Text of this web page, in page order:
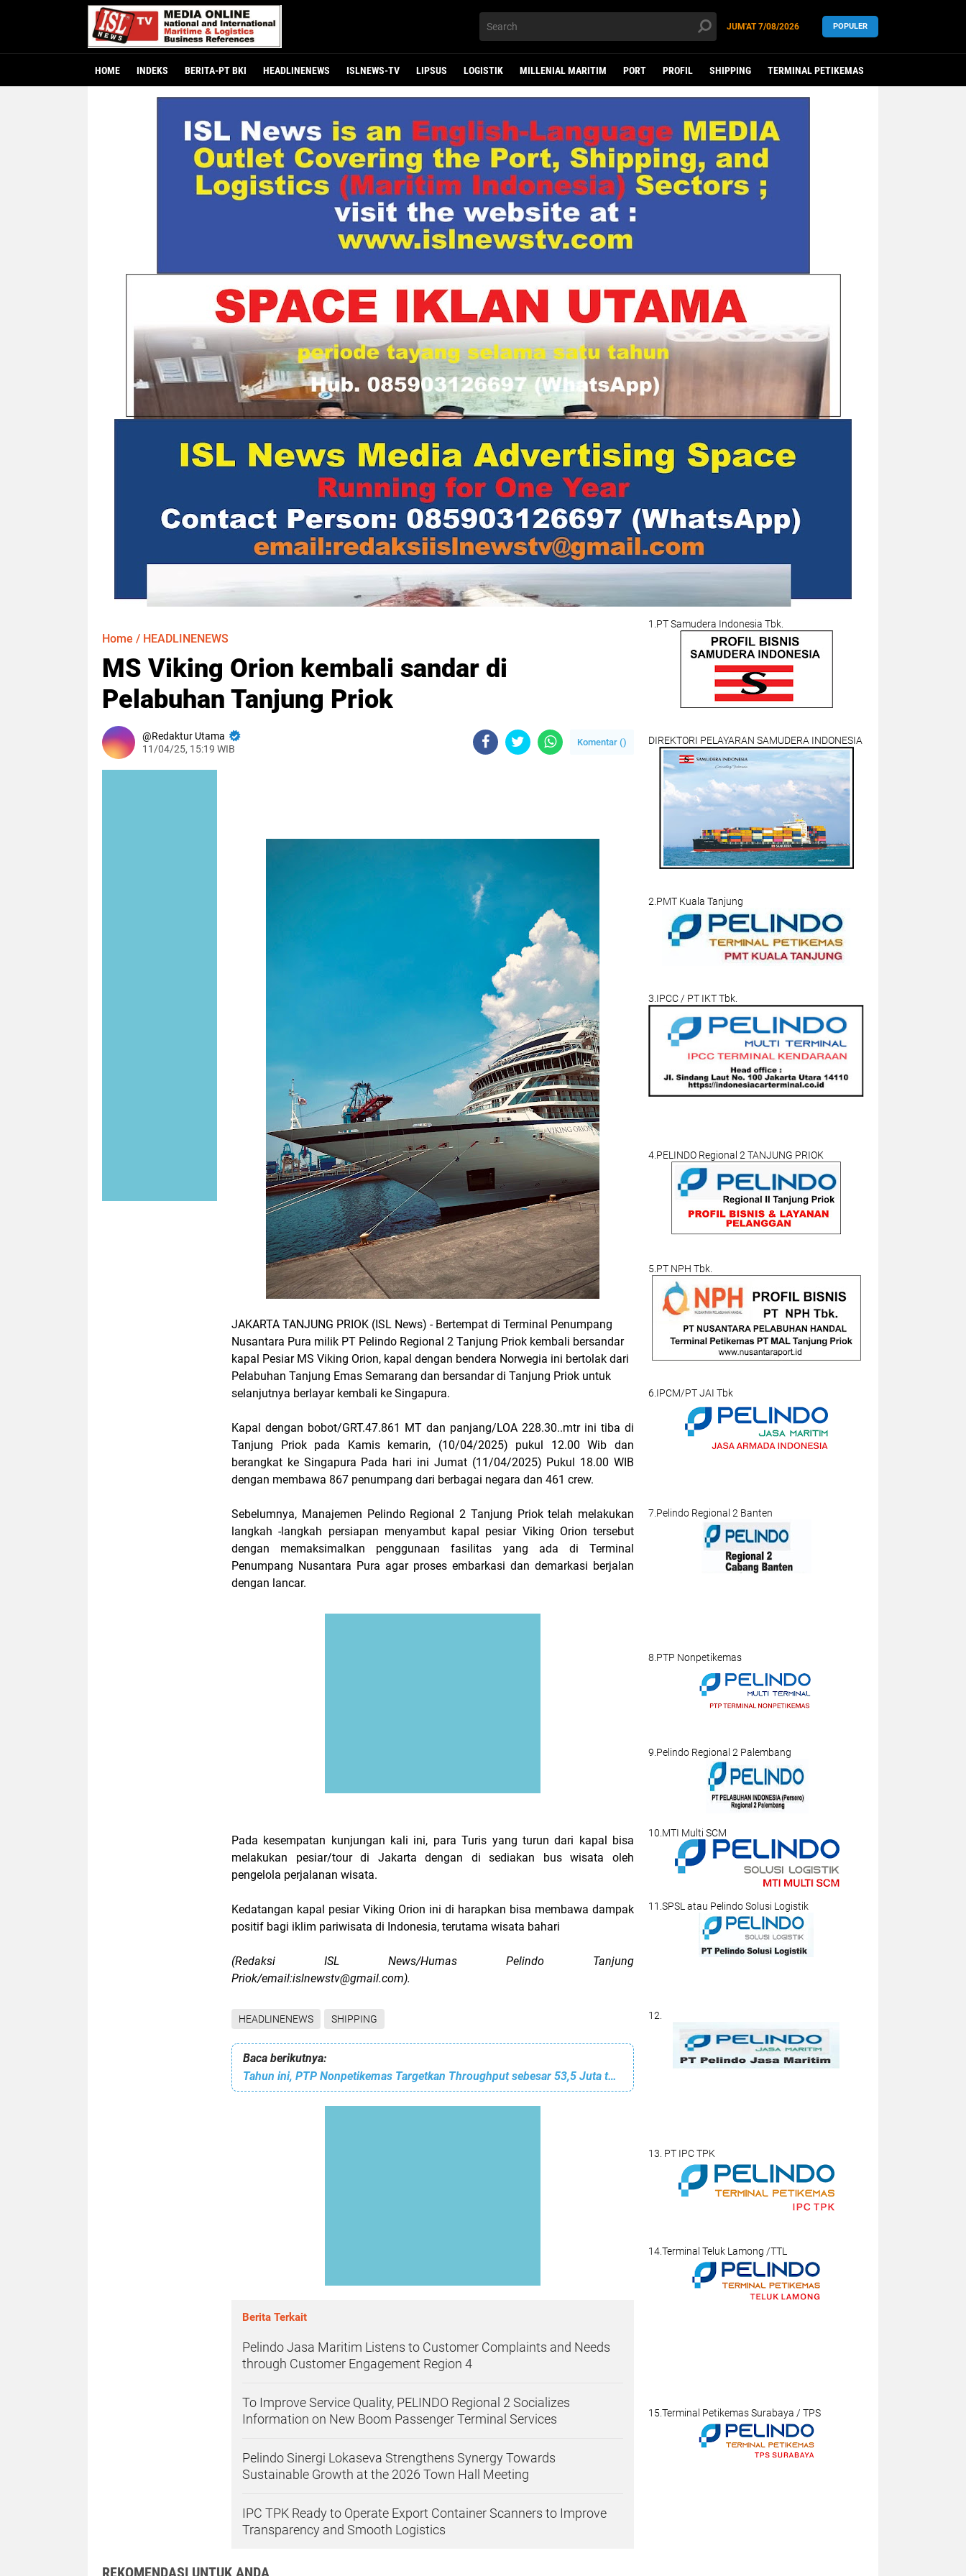
JUM'AT7/08/2026 POPULER
HOME INDEKS BERITA-PT BKI HEADLINENEWS ISLNEWS-TV LIPSUS LOGISTIK MILLENIAL MARITIM PORT PROFIL SHIPPING TERMINAL PETIKEMAS
Home / HEADLINENEWS
MS Viking Orion kembali sandar di
Pelabuhan Tanjung Priok
Redaktur Utama
11/04/25, 15:19 WIB
Komentar ()
JAKARTA TANJUNG PRIOK (ISL News) - Bertempat di Terminal Penumpang
Nusantara Pura milik PT Pelindo Regional 2 Tanjung Priok kembali bersandar
kapal Pesiar MS Viking Orion, kapal dengan bendera Norwegia ini bertolak dari
Pelabuhan Tanjung Emas Semarang dan bersandar di Tanjung Priok untuk
selanjutnya berlayar kembali ke Singapura.
Kapal dengan bobot/GRT.47.861 MT dan panjang/LOA 228.30..mtr ini tiba di
Tanjung Priok pada Kamis kemarin, (10/04/2025) pukul 12.00 Wib dan
berangkat ke Singapura Pada hari ini Jumat (11/04/2025) Pukul 18.00 WIB
dengan membawa 867 penumpang dari berbagai negara dan 461 crew.
Sebelumnya, Manajemen Pelindo Regional 2 Tanjung Priok telah melakukan
langkah -langkah persiapan menyambut kapal pesiar Viking Orion tersebut
dengan memaksimalkan penggunaan fasilitas yang ada di Terminal
Penumpang Nusantara Pura agar proses embarkasi dan demarkasi berjalan
dengan lancar.
Pada kesempatan kunjungan kali ini, para Turis yang turun dari kapal bisa
melakukan pesiar/tour di Jakarta dengan di sediakan bus wisata oleh
pengelola perjalanan wisata.
Kedatangan kapal pesiar Viking Orion ini di harapkan bisa membawa dampak
positif bagi iklim pariwisata di Indonesia, terutama wisata bahari
(Redaksi ISL News/Humas Pelindo Tanjung
Priok/email:islnewstv@gmail.com).
HEADLINENEWS SHIPPING
Baca berikutnya:
Tahun ini, PTP Nonpetikemas Targetkan Throughput sebesar 53,5 Juta ton/m3
Berita Terkait
Pelindo Jasa Maritim Listens to Customer Complaints and Needs
through Customer Engagement Region 4
To Improve Service Quality, PELINDO Regional 2 Socializes
Information on New Boom Passenger Terminal Services
Pelindo Sinergi Lokaseva Strengthens Synergy Towards
Sustainable Growth at the 2026 Town Hall Meeting
IPC TPK Ready to Operate Export Container Scanners to Improve
Transparency and Smooth Logistics
REKOMENDASI UNTUK ANDA
1.PT Samudera Indonesia Tbk.
DIREKTORI PELAYARAN SAMUDERA INDONESIA
2.PMT Kuala Tanjung
3.IPCC / PT IKT Tbk.
4.PELINDO Regional 2 TANJUNG PRIOK
5.PT NPH Tbk.
6.IPCM/PT JAI Tbk
7.Pelindo Regional 2 Banten
8.PTP Nonpetikemas
9.Pelindo Regional 2 Palembang
10.MTI Multi SCM
11.SPSL atau Pelindo Solusi Logistik
12.
13. PT IPC TPK
14.Terminal Teluk Lamong /TTL
15.Terminal Petikemas Surabaya / TPS